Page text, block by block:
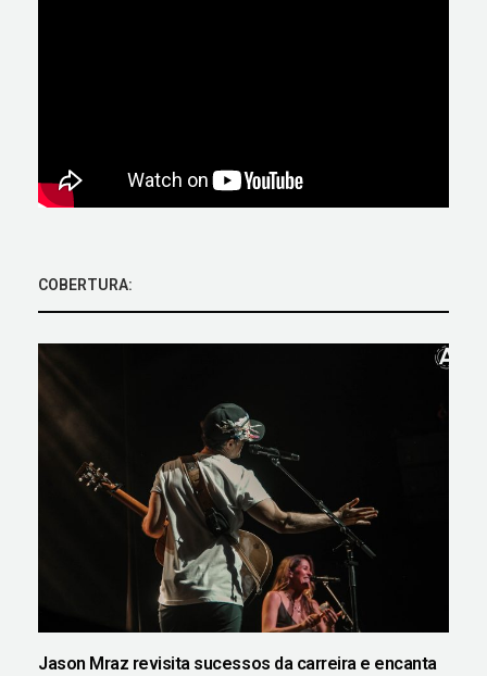
COBERTURA:
Jason Mraz revisita sucessos da carreira e encanta